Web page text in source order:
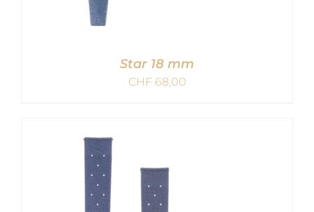
IN DEN WARENKORB
Star 18 mm
CHF68,00